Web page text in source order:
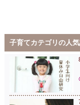
子育てカテゴリの人